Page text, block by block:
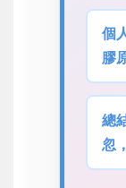
個
膠
總
忽